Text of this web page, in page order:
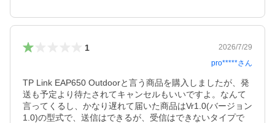
1
2026/7/29
pro*****さん
TP Link EAP650 Outdoorと言う商品を購入しましたが、発
送も予定より待たされてキャンセルもいいですよ。なんて
言ってくるし、かなり遅れて届いた商品はVr1.0(バージョン
1.0)の型式で、送信はできるが、受信はできないタイプで